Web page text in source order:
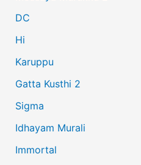
r
:
DC
Hi
Karuppu
Gatta Kusthi 2
Sigma
Idhayam Murali
Immortal